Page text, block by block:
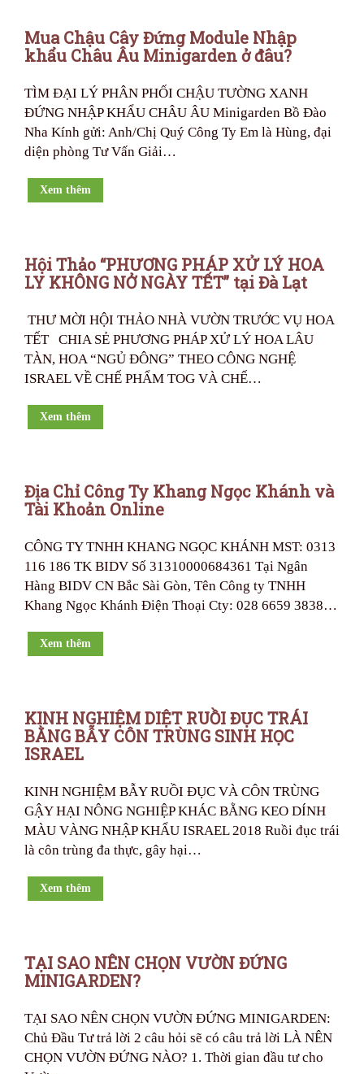
Mua Chậu Cây Đứng Module Nhập
khẩu Châu Âu Minigarden ở đâu?
TÌM ĐẠI LÝ PHÂN PHỐI CHẬU TƯỜNG XANH
ĐỨNG NHẬP KHẨU CHÂU ÂU Minigarden Bồ Đào
Nha Kính gửi: Anh/Chị Quý Công Ty Em là Hùng, đại
diện phòng Tư Vấn Giải…
Xem thêm
Hội Thảo “PHƯƠNG PHÁP XỬ LÝ HOA
LY KHÔNG NỞ NGÀY TẾT” tại Đà Lạt
THƯ MỜI HỘI THẢO NHÀ VƯỜN TRƯỚC VỤ HOA
TẾT CHIA SẺ PHƯƠNG PHÁP XỬ LÝ HOA LÂU
TÀN, HOA “NGỦ ĐÔNG” THEO CÔNG NGHỆ
ISRAEL VỀ CHẾ PHẨM TOG VÀ CHẾ…
Xem thêm
Địa Chỉ Công Ty Khang Ngọc Khánh và
Tài Khoản Online
CÔNG TY TNHH KHANG NGỌC KHÁNH MST: 0313
116 186 TK BIDV Số 31310000684361 Tại Ngân
Hàng BIDV CN Bắc Sài Gòn, Tên Công ty TNHH
Khang Ngọc Khánh Điện Thoại Cty: 028 6659 3838…
Xem thêm
KINH NGHIỆM DIỆT RUỒI ĐỤC TRÁI
BẰNG BẪY CÔN TRÙNG SINH HỌC
ISRAEL
KINH NGHIỆM BẪY RUỒI ĐỤC VÀ CÔN TRÙNG
GẬY HẠI NÔNG NGHIỆP KHÁC BẰNG KEO DÍNH
MÀU VÀNG NHẬP KHẨU ISRAEL 2018 Ruồi đục trái
là côn trùng đa thực, gây hại…
Xem thêm
TẠI SAO NÊN CHỌN VƯỜN ĐỨNG
MINIGARDEN?
TẠI SAO NÊN CHỌN VƯỜN ĐỨNG MINIGARDEN:
Chủ Đầu Tư trả lời 2 câu hỏi sẽ có câu trả lời LÀ NÊN
CHỌN VƯỜN ĐỨNG NÀO? 1. Thời gian đầu tư cho